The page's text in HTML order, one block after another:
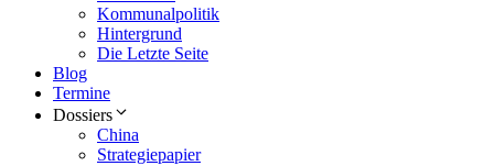
Kommunalpolitik
Hintergrund
Die Letzte Seite
Blog
Termine
Dossiers
China
Strategiepapier